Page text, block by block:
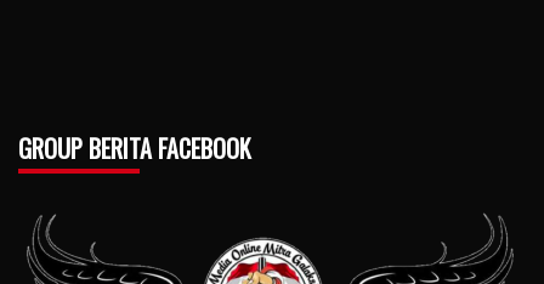
GROUP BERITA FACEBOOK